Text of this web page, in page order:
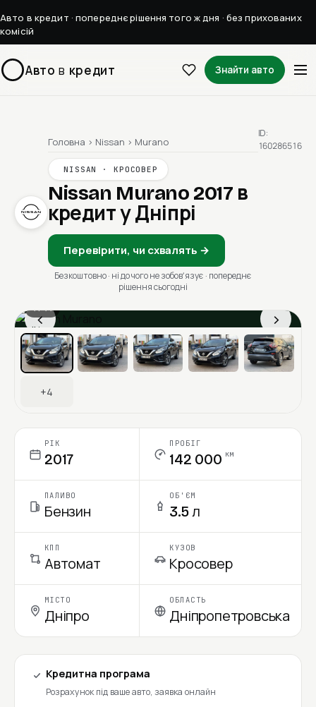
Авто в кредит · попереднє рішення того ж дня · без прихованих
комісій
Авто в кредит Знайти авто
Головна › Nissan › Murano
NISSAN · КРОСОВЕР
Nissan Murano 2017 в
кредит у Дніпрі
Перевірити, чи схвалять →
Безкоштовно · ні до чого не зобовʼязує · попереднє
рішення сьогодні
ID:
160286516
‹ ›
1 / 11
Ціна в місяць
+4
РІК
2017
ПРОБІГ
142 000 км
ПАЛИВО
Бензин
ОБ'ЄМ
3.5 л
КПП
Автомат
КУЗОВ
Кросовер
МІСТО
Дніпро
ОБЛАСТЬ
Дніпропетровська
Кредитна програма
Розрахунок під ваше авто, заявка онлайн